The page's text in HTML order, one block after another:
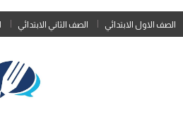
الصف الاول الابتدائي الصف الثاني الابتدائي